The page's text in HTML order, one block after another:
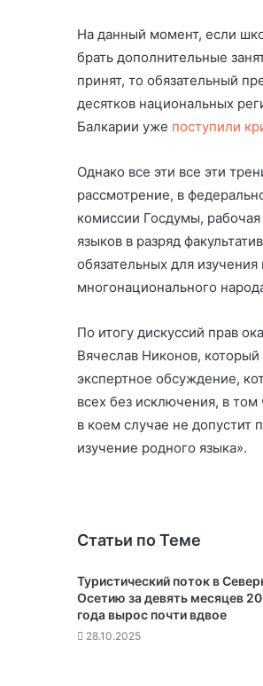
На данный момент, если
брать дополнительные
принят, то обязательный
десятков национальных
Балкарии уже поступили
Однако все эти все эти
рассмотрение, в
комиссии Госдумы,
языков в разряд
обязательных для
многонационального
По итогу дискуссий прав
Вячеслав Никонов,
экспертное обсуждение,
всех без исключения, в
в коем случае не допустит
изучение родного языка».
Статьи по Теме
Туристический поток в
Осетию за девять месяцев
года вырос почти вдвое
28.10.2025